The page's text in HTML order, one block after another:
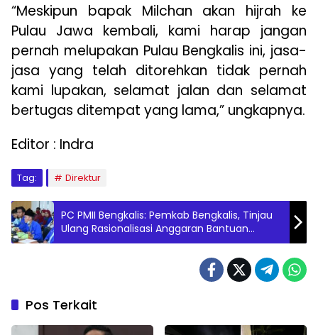
“Meskipun bapak Milchan akan hijrah ke
Pulau Jawa kembali, kami harap jangan
pernah melupakan Pulau Bengkalis ini, jasa-
jasa yang telah ditorehkan tidak pernah
kami lupakan, selamat jalan dan selamat
bertugas ditempat yang lama,” ungkapnya.
Editor : Indra
Tag: Direktur
PC PMII Bengkalis: Pemkab Bengkalis, Tinjau
Ulang Rasionalisasi Anggaran Bantuan
Pendidikan
Pos Terkait